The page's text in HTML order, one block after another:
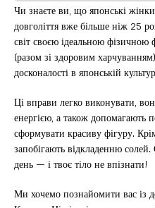
Чи знаєте ви, що японські
довголіття вже більше ніж 25
світ своєю ідеальною
(разом зі здоровим
досконалості в японській
Ці вправи легко виконувати,
енергією, а також допомагають
сформувати красиву фігуру.
запобігають відкладенню
день — і твоє тіло не впізнати!
Ми хочемо познайомити вас із